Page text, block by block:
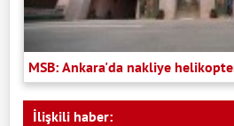
MSB: Ankara'da nakliye
İlişkili haber: